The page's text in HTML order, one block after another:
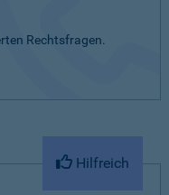
Rechtsfragen.
Hilfreich